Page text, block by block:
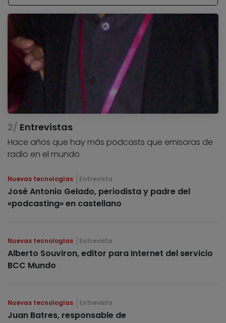
Entrevistas
Hace años que hay más podcasts que emisoras de
radio en el mundo
Nuevas tecnologías Entrevista
José Antonio Gelado, periodista y padre del
«podcasting» en castellano
Nuevas tecnologías Entrevista
Alberto Souviron, editor para Internet del servicio
BCC Mundo
Nuevas tecnologías Entrevista
Juan Batres, responsable de